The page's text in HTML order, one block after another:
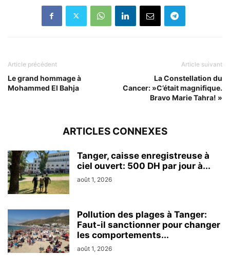
Article précédent
Le grand hommage à
Mohammed El Bahja
Article suivant
La Constellation du
Cancer: »C’était magnifique.
Bravo Marie Tahra! »
ARTICLES CONNEXES
Tanger, caisse enregistreuse à
ciel ouvert: 500 DH par jour à...
août 1, 2026
Pollution des plages à Tanger:
Faut-il sanctionner pour changer
les comportements...
août 1, 2026